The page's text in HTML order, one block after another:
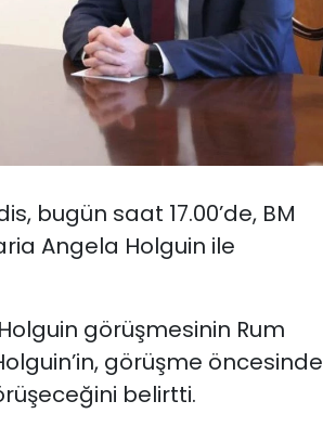
bugün saat 17.00’de, BM
Angela Holguin ile
görüşmesinin Rum
görüşme öncesinde
belirtti.